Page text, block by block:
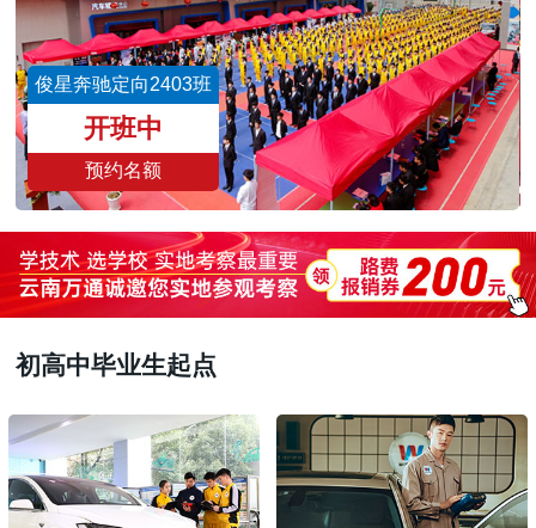
新能源汽车校企班 30 3 董文亮 预约
城轨交通与汽车商务 30 6 刘雨涛 预约
汽车智能检测与运营 30 3 王国祥 预约
俊星奔驰定向2403班
开班中
预约名额
初高中毕业生起点